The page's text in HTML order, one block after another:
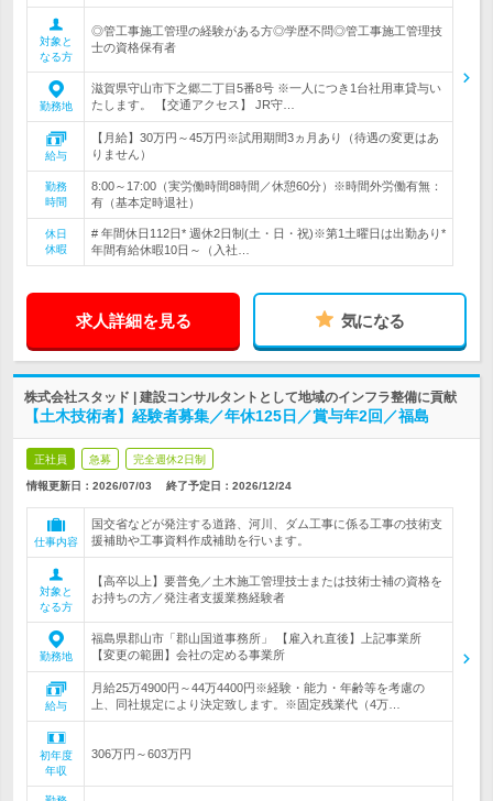
対象と
なる方
◎管工事施工管理の経験がある方◎学歴不問◎管工事施工管理技
士の資格保有者
勤務地
滋賀県守山市下之郷二丁目5番8号 ※一人につき1台社用車貸与い
たします。 【交通アクセス】 JR守…
給与
【月給】30万円～45万円※試用期間3ヵ月あり（待遇の変更はあ
りません）
勤務
時間
8:00～17:00（実労働時間8時間／休憩60分）※時間外労働有無：
有（基本定時退社）
休日
休暇
# 年間休日112日* 週休2日制(土・日・祝)※第1土曜日は出勤あり*
年間有給休暇10日～（入社…
求人詳細を見る 気になる
株式会社スタッド | 建設コンサルタントとして地域のインフラ整備に貢献
【土木技術者】経験者募集／年休125日／賞与年2回／福島
正社員 急募 完全週休2日制
情報更新日：2026/07/03 終了予定日： 2026/12/24
仕事内容
国交省などが発注する道路、河川、ダム工事に係る工事の技術支
援補助や工事資料作成補助を行います。
対象と
なる方
【高卒以上】要普免／土木施工管理技士または技術士補の資格を
お持ちの方／発注者支援業務経験者
勤務地
福島県郡山市「郡山国道事務所」 【雇入れ直後】上記事業所
【変更の範囲】会社の定める事業所
給与
月給25万4900円～44万4400円※経験・能力・年齢等を考慮の
上、同社規定により決定致します。※固定残業代（4万…
初年度
年収
306万円～603万円